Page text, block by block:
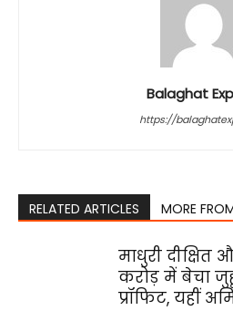
Balaghat
https://
RELATED ARTICLES MORE
माधुरी दीक्षित
करोड़ में बेचा
प्रॉफिट, यहीं